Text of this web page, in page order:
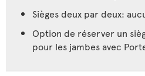
Sièges deux par deux:
Option de réserver un
pour les jambes avec